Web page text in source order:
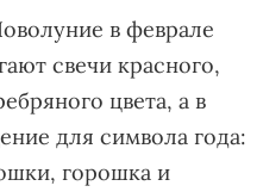
в феврале
свечи красного,
цвета, а в
для символа года:
горошка и